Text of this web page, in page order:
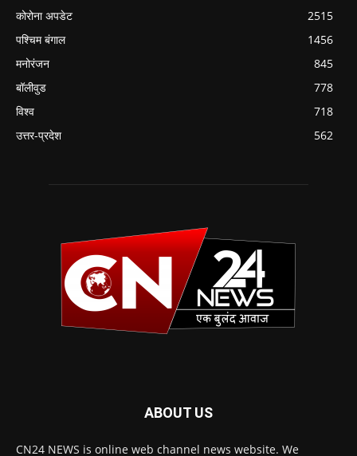
कोरोना अपडेट
2515
पश्चिम बंगाल
1456
मनोरंजन
845
बॉलीवुड
778
विश्व
718
उत्तर-प्रदेश
562
ABOUT US
CN24 NEWS is online web channel news website. We